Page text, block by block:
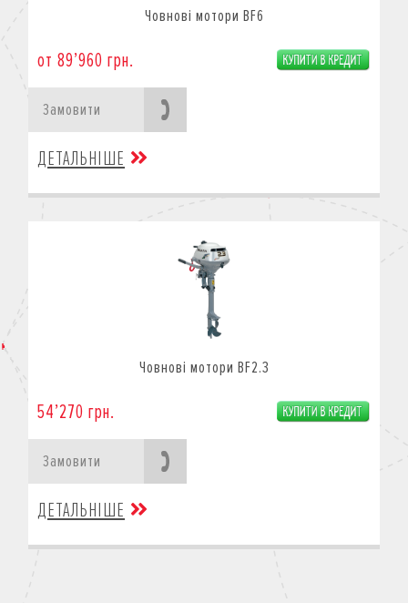
Човнові мотори BF6
от 89’960 грн.
Замовити
ДЕТАЛЬНІШЕ
Човнові мотори BF2.3
54’270 грн.
Замовити
ДЕТАЛЬНІШЕ